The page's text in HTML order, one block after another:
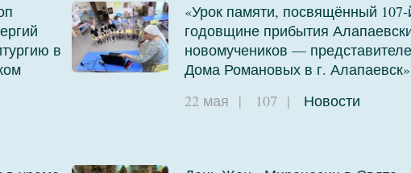
в
«Урок памяти, посвящённый 107-
годовщине прибытия
новомучеников —
Дома Романовых в г. Алапаевск»
22 мая | 107 | Новости